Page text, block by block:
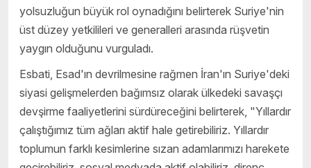
yolsuzluğun büyük rol oynadığını belirterek Suriye'nin
üst düzey yetkilileri ve generalleri arasında rüşvetin
yaygın olduğunu vurguladı.
Esbati, Esad'ın devrilmesine rağmen İran'ın Suriye'deki
siyasi gelişmelerden bağımsız olarak ülkedeki savaşçı
devşirme faaliyetlerini sürdüreceğini belirterek, "Yıllardır
çalıştığımız tüm ağları aktif hale getirebiliriz. Yıllardır
toplumun farklı kesimlerine sızan adamlarımızı harekete